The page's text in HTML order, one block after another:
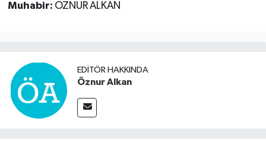
Muhabir: ÖZNUR ALKAN
EDITÖR HAKKINDA
Öznur Alkan